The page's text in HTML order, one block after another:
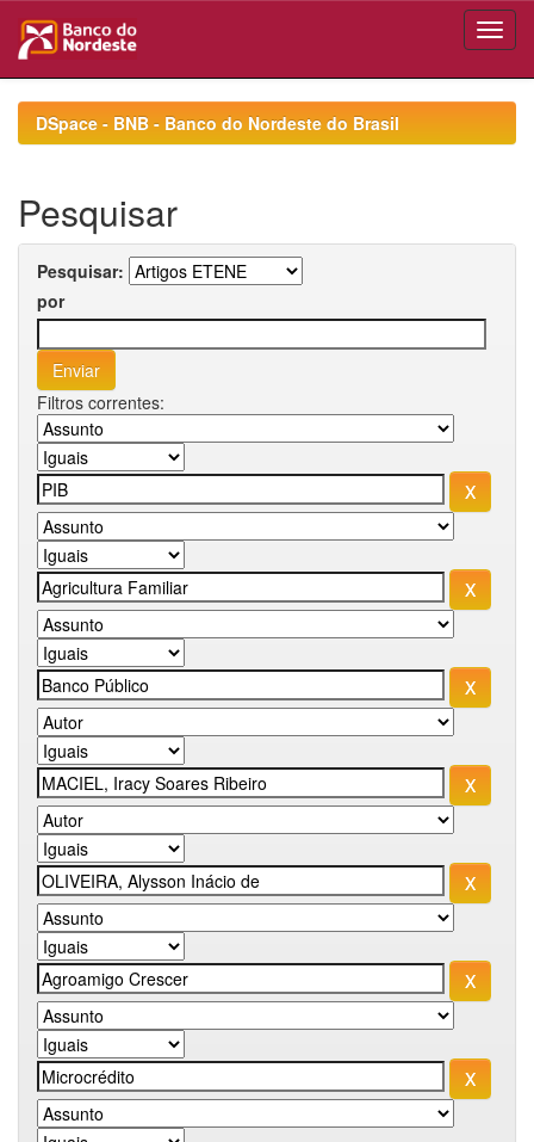
navigationDSpace - BNB - Banco do Nordeste do Brasil
Pesquisar
Pesquisar:
por
Filtros correntes: